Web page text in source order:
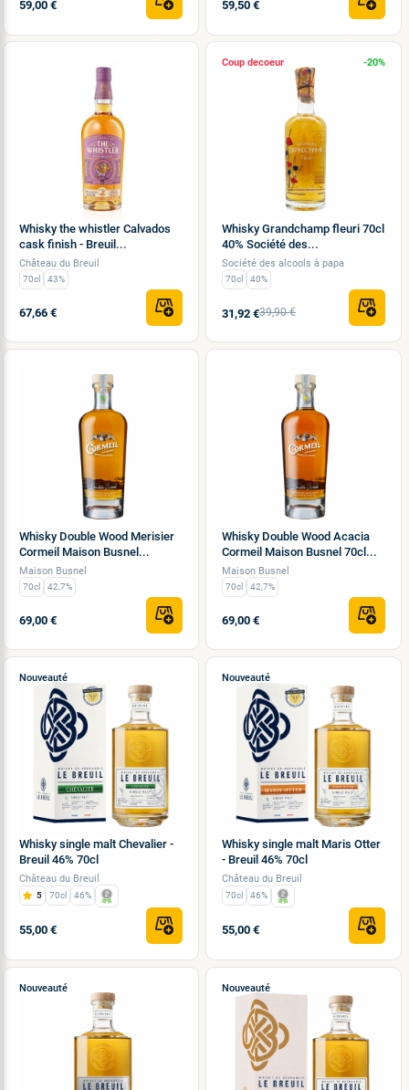
59,00 € 59,50 €
Whisky the whistler Calvados
cask finish - Breuil...
Château du Breuil
70cl 43%
67,66 €
Coup de -20%
Whisky Grandchamp fleuri 70cl
40% Société des...
Société des alcools à papa
70cl 40%
31,92 €39,90 €
Whisky Double Wood Merisier
Cormeil Maison Busnel...
Maison Busnel
70cl 42,7%
69,00 €
Whisky Double Wood Acacia
Cormeil Maison Busnel 70cl...
Maison Busnel
70cl 42,7%
69,00 €
Nouveauté
Whisky single malt Chevalier -
Breuil 46% 70cl
Château du Breuil
5 70cl 46%
55,00 €
Nouveauté
Whisky single malt Maris Otter
- Breuil 46% 70cl
Château du Breuil
70cl 46%
55,00 €
Nouveauté Nouveauté